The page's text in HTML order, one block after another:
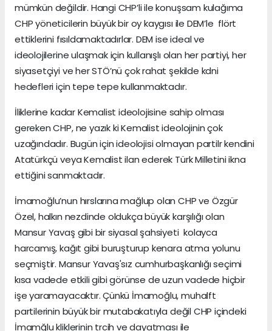
mümkün değildir. Hangi CHP’li ile konuşsam kulağıma
CHP yöneticilerin büyük bir oy kaygısı ile DEM’le flört
ettiklerini fısıldamaktadırlar. DEM ise ideal ve
ideolojilerine ulaşmak için kullanışlı olan her partiyi, her
siyasetçiyi ve her STÖ’nü çok rahat şekilde kdni
hedefleri için tepe tepe kullanmaktadır.
İliklerine kadar Kemalist ideolojisine sahip olması
gereken CHP, ne yazık ki Kemalist ideolojinin çok
uzağındadır. Bugün için ideolojisi olmayan partilr kendini
Atatürkçü veya Kemalist ilan ederek Türk Milletini ikna
ettiğini sanmaktadır.
İmamoğlu’nun hırslarına mağlup olan CHP ve Özgür
Özel, halkın nezdinde oldukça büyük karşılığı olan
Mansur Yavaş gibi bir siyasal şahsiyeti kolayca
harcamış, kağıt gibi buruşturup kenara atma yolunu
seçmiştir. Mansur Yavaş'sız cumhurbaşkanlığı seçimi
kısa vadede etkili gibi görünse de uzun vadede hiçbir
işe yaramayacaktır. Çünkü İmamoğlu, muhalft
partilerinin büyük bir mutabakatıyla değil CHP içindeki
İmamğlu kliklerinin trcih ve dayatması ile